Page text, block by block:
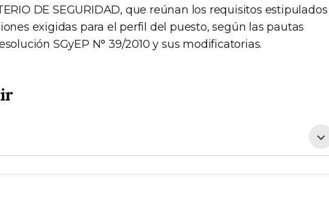
DE SEGURIDAD, que reúnan los requisitos estipulados
exigidas para el perfil del puesto, según las pautas
SGyEP N° 39/2010 y sus modificatorias.